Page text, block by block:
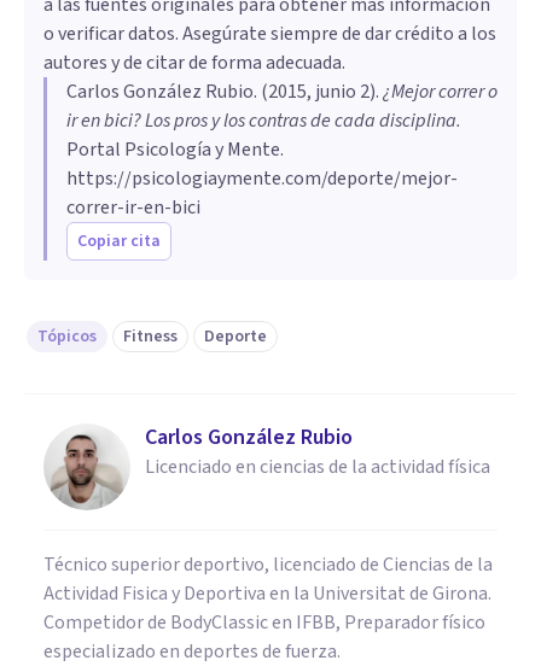
o verificar datos. Asegúrate siempre de dar crédito a los
autores y de citar de forma adecuada.
Carlos González Rubio. (2015, junio 2).¿Mejor correr o
ir en bici? Los pros y los contras de cada disciplina.
Portal Psicología y Mente.
https://psicologiaymente.com/deporte/mejor-
correr-ir-en-bici
Copiar cita
Tópicos Fitness Deporte
Carlos González Rubio
Licenciado en ciencias de la actividad física
Técnico superior deportivo, licenciado de Ciencias de la
Actividad Fisica y Deportiva en la Universitat de Girona.
Competidor de BodyClassic en IFBB, Preparador físico
especializado en deportes de fuerza.